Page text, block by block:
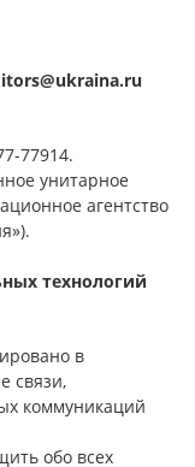
77914.
унитарное
агентство
технологий
в
связи,
коммуникаций
обо всех